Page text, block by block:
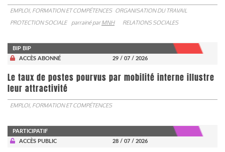
EMPLOI, FORMATION ET COMPÉTENCES ORGANISATION DU TRAVAIL
PROTECTION SOCIALE
parrainé parMNH RELATIONS SOCIALES
BIP BIP
ACCÈS ABONNÉ
29 / 07 / 2026
Le taux de postes pourvus par mobilité interne illustre
leur attractivité
EMPLOI, FORMATION ET COMPÉTENCES
PARTICIPATIF
ACCÈS PUBLIC
28 / 07 / 2026